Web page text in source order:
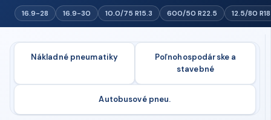
16.9-28 16.9-30 10.0/75 R15.3 600/50 R22.5 12.5/80 R18
Nákladné pneumatiky
Poľnohospodárske a
stavebné
Autobusové pneu.